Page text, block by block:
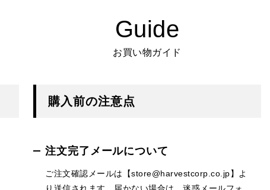
Guide
お買い物ガイド
購入前の注意点
注文完了メールについて
ご注文確認メールは【store@harvestcorp.co.jp】よ